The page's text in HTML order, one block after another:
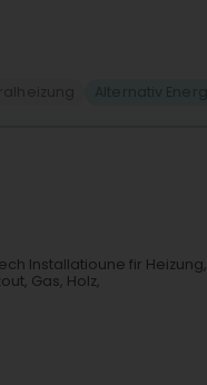
Installatioune fir Heizung,
Gas, Holz,